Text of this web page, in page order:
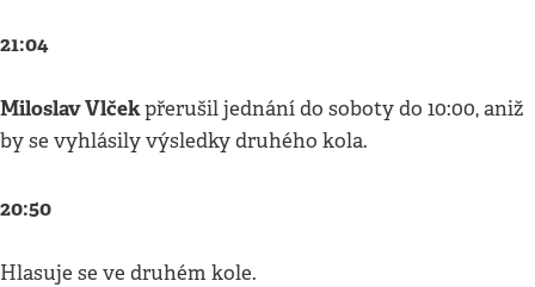
21:04
Miloslav Vlčekpřerušil jednání do soboty do 10:00, aniž
by se vyhlásily výsledky druhého kola.
20:50
Hlasuje se ve druhém kole.